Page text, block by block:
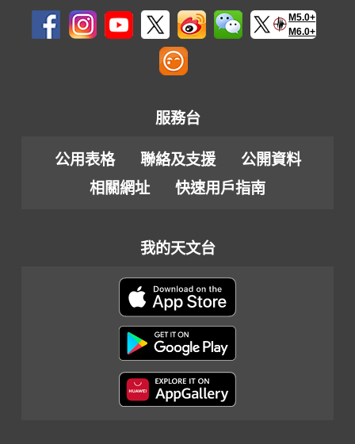
M5.0+
M6.0+
服務台
公用表格 聯絡及支援
公開資料
相關網址
快速用戶指南
我的天文台